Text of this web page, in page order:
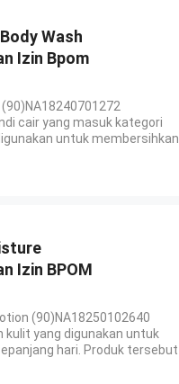
Wash
Izin Bpom
cair yang masuk kategori
untuk membersihkan
Izin BPOM
(90)NA18250102640
yang digunakan untuk
hari. Produk tersebut